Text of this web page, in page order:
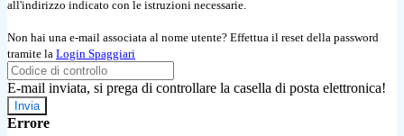
all'indirizzo indicato con le istruzioni necessarie.
Non hai una e-mail associata al nome utente? Effettua il reset della password
tramite la Login Spaggiari
E-mail inviata, si prega di controllare la casella di posta elettronica!
Errore